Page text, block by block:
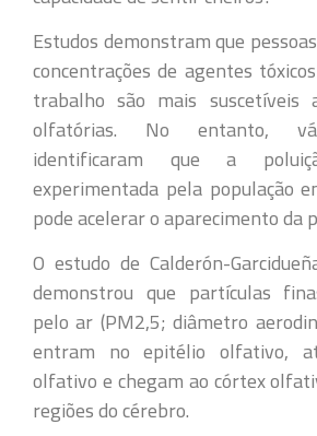
Estudos demonstram que
concentrações de agentes
trabalho são mais suscetíveis
olfatórias. No entanto,
identificaram que a
experimentada pela população
pode acelerar o aparecimento da
O estudo de Calderón-
demonstrou que partículas
pelo ar (PM2,5; diâmetro
entram no epitélio olfativo,
olfativo e chegam ao córtex
regiões do cérebro.